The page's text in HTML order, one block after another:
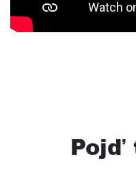
Pojď